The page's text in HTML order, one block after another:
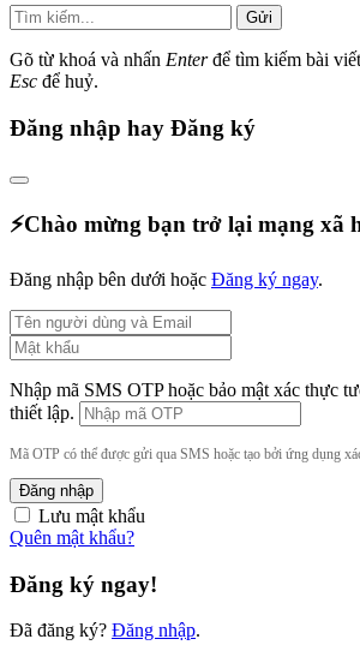
Gửi
Gõ từ khoá và nhấn Enterđể tìm kiếm bài
Esc để huỷ.
Đăng nhập hay Đăng ký
⚡️Chào mừng bạn trở lại mạng xã
Đăng nhập bên dưới hoặc Đăng ký ngay.
Nhập mã SMS OTP hoặc bảo mật xác thực
thiết lập.
Mã OTP có thể được gửi qua SMS hoặc tạo bởi ứng dụng
Đăng nhập
Lưu mật khẩu
Quên mật khẩu?
Đăng ký ngay!
Đã đăng ký? Đăng nhập.